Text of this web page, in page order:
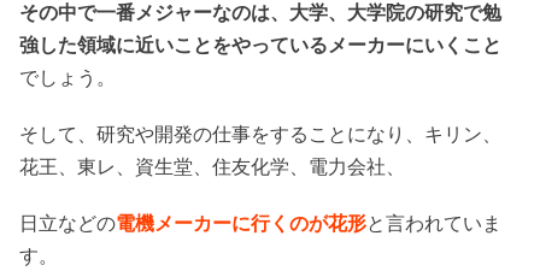
その中で一番メジャーなのは、大学、大学院の研究で勉
強した領域に近いことをやっているメーカーにいくこと
でしょう。
そして、研究や開発の仕事をすることになり、キリン、
花王、東レ、資生堂、住友化学、電力会社、
日立などの電機メーカーに行くのが花形と言われていま
す。